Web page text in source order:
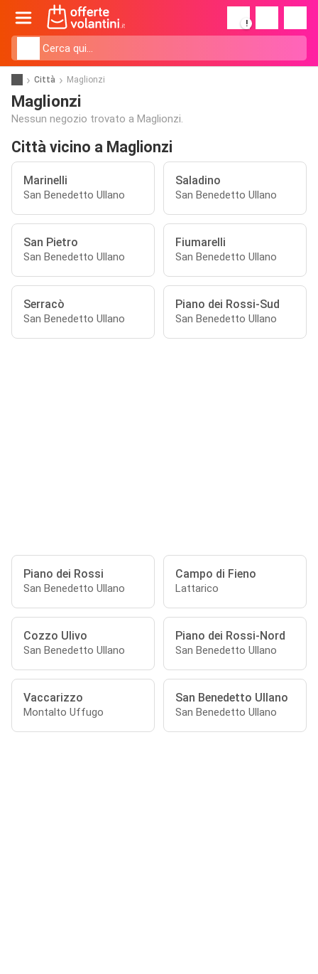
!
Città Maglionzi
Maglionzi
Nessun negozio trovato a Maglionzi.
Città vicino a Maglionzi
Marinelli
San Benedetto Ullano
Saladino
San Benedetto Ullano
San Pietro
San Benedetto Ullano
Fiumarelli
San Benedetto Ullano
Serracò
San Benedetto Ullano
Piano dei Rossi-Sud
San Benedetto Ullano
Piano dei Rossi
San Benedetto Ullano
Campo di Fieno
Lattarico
Cozzo Ulivo
San Benedetto Ullano
Piano dei Rossi-Nord
San Benedetto Ullano
Vaccarizzo
Montalto Uffugo
San Benedetto Ullano
San Benedetto Ullano